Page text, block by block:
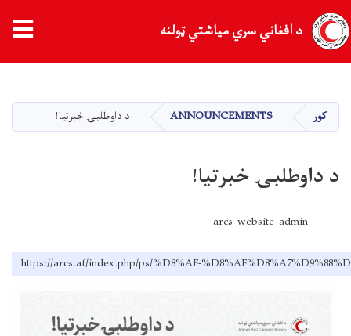
دانګل
د افغاني سري میاشتي ټولنه
کور ANNOUNCEMENTS د داوطلبۍ خبرتيا!
د داوطلبۍ خبرتيا!
arcs_website_admin
https://arcs.af/index.php/ps/%D8%AF-